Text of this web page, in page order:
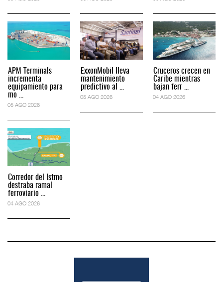
APM Terminals
incrementa
equipamiento para
mo ...
05 AGO 2026
Corredor del Istmo
destraba ramal
ferroviario ...
04 AGO 2026
ExxonMobil lleva
mantenimiento
predictivo al ...
05 AGO 2026
Cruceros crecen en
Caribe mientras
bajan ferr ...
04 AGO 2026